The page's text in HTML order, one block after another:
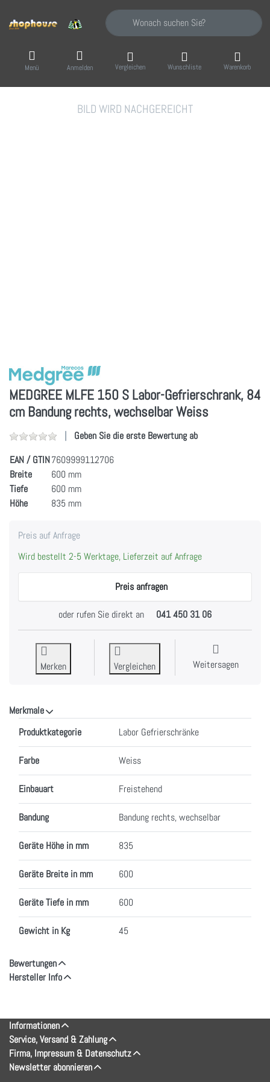
Geben Sie einen Suchbegriff ein. Während
Menü Anmelden Vergleichen Wunschliste Warenkorb
MEDGREE MLFE 150 S Labor-Gefrierschrank, 84
cm Bandung rechts, wechselbar Weiss
Geben Sie die erste Bewertung ab
EAN / GTIN7609999112706
Breite
600 mm
Tiefe
600 mm
Höhe
835 mm
Preis auf Anfrage
Wird bestellt 2-5 Werktage, Lieferzeit auf Anfrage
Preis anfragen
oder rufen Sie direkt an 041 450 31 06
Merken Vergleichen Weitersagen
Merkmale
Produktkategorie Labor Gefrierschränke
Farbe Weiss
Einbauart Freistehend
Bandung Bandung rechts, wechselbar
Geräte Höhe in mm 835
Geräte Breite in mm 600
Geräte Tiefe in mm 600
Gewicht in Kg 45
Bewertungen
Hersteller Info
Informationen
Service, Versand & Zahlung
Firma, Impressum & Datenschutz
Newsletter abonnieren